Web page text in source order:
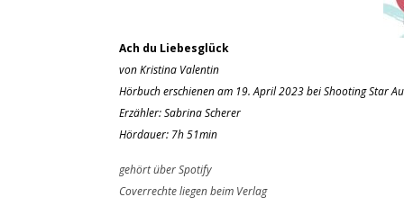
Ach du Liebesglück
von Kristina Valentin
Hörbuch erschienen am 19. April 2023 bei Shooting Star
Erzähler: Sabrina Scherer
Hördauer: 7h 51min
gehört über Spotify
Coverrechte liegen beim Verlag